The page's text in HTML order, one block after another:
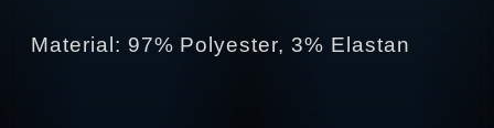
Material: 97% Polyester, 3% Elastan